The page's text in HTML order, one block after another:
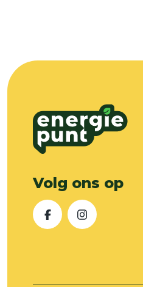
Volg ons op
FacebookInstagram